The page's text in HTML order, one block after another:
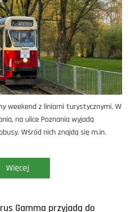
weekend z liniami turystycznymi. W
na ulice Poznania wyjadą
Wśród nich znajdą się m.in.
Więcej
Gamma przyjadą do